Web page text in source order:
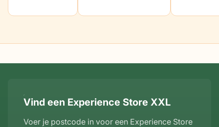
Vind een Experience Store XXL
Voer je postcode in voor een Experience Store